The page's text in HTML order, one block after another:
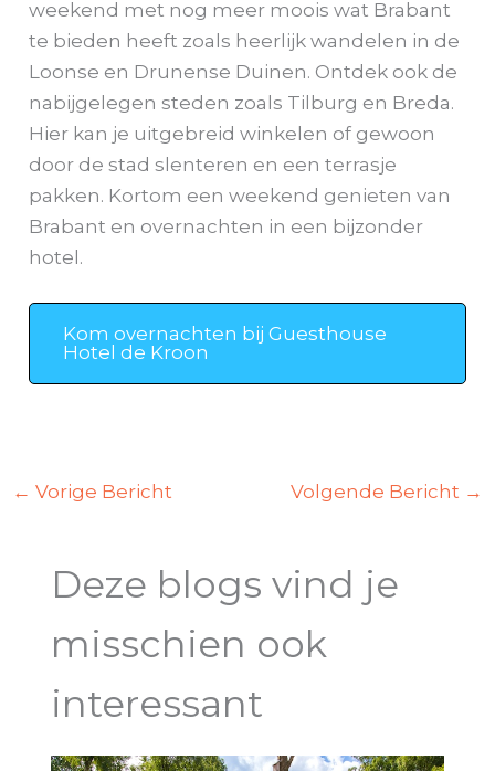
weekend met nog meer moois wat Brabant
te bieden heeft zoals heerlijk wandelen in de
Loonse en Drunense Duinen. Ontdek ook de
nabijgelegen steden zoals Tilburg en Breda.
Hier kan je uitgebreid winkelen of gewoon
door de stad slenteren en een terrasje
pakken. Kortom een weekend genieten van
Brabant en overnachten in een bijzonder
hotel.
Kom overnachten bij Guesthouse
Hotel de Kroon
← Vorige Bericht Volgende Bericht →
Deze blogs vind je
misschien ook
interessant